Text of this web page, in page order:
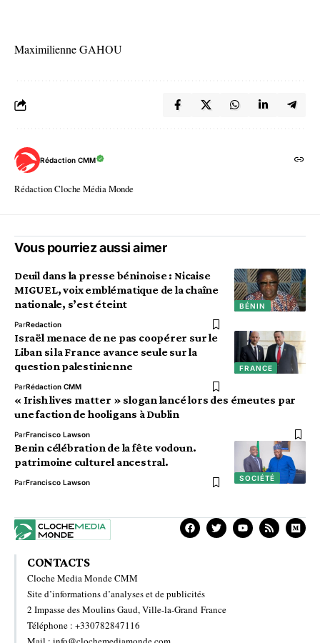
Maximilienne GAHOU
Rédaction CMM
Rédaction Cloche Média Monde
Vous pourriez aussi aimer
BÉNIN
Deuil dans la presse béninoise : Nicaise
MIGUEL, voix emblématique de la chaîne
nationale, s’est éteint
ParRedaction
FRANCE
Israël menace de ne pas coopérer sur le
Liban si la France avance seule sur la
question palestinienne
ParRédaction CMM
« Irish lives matter » slogan lancé lors des émeutes par
une faction de hooligans à Dublin
ParFrancisco Lawson
SOCIÉTÉ
Benin célébration de la fête vodoun.
patrimoine culturel ancestral.
ParFrancisco Lawson
CONTACTS
Cloche Media Monde CMM
Site d’informations d’analyses et de publicités
2 Impasse des Moulins Gaud, Ville-la-Grand France
Téléphone : +330782847116